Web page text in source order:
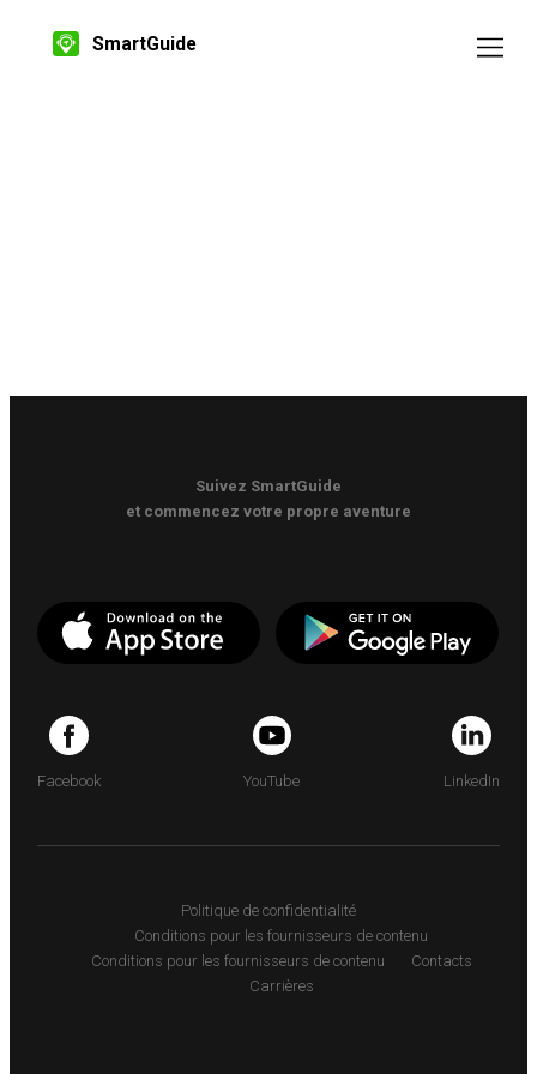
SmartGuide
Suivez SmartGuide
et commencez votre propre aventure
Facebook YouTube LinkedIn
Politique de confidentialité
Conditions pour les fournisseurs de contenu
Conditions pour les fournisseurs de contenu
Contacts
Carrières